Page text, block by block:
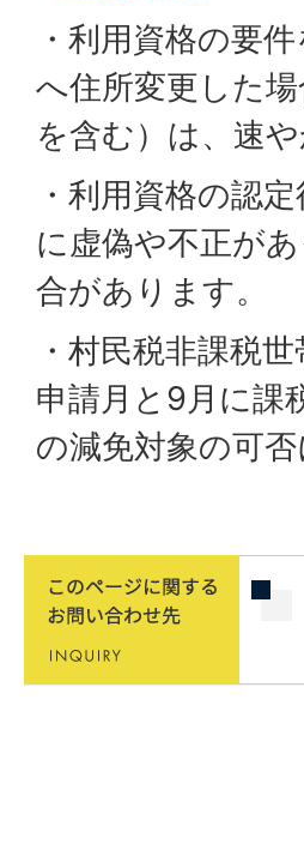
・利用資格の要
へ住所変更した
を含む）は、速
・利用資格の認
に虚偽や不正が
合があります。
・村民税非課税
申請月と9月に課
の減免対象の可